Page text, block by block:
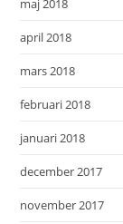
maj 2018
april 2018
mars 2018
februari 2018
januari 2018
december 2017
november 2017